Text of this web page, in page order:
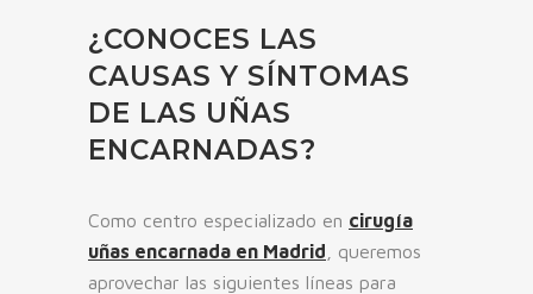
¿CONOCES LAS
CAUSAS Y SÍNTOMAS
DE LAS UÑAS
ENCARNADAS?
Como centro especializado en cirugía
uñas encarnada en Madrid , queremos
aprovechar las siguientes líneas para